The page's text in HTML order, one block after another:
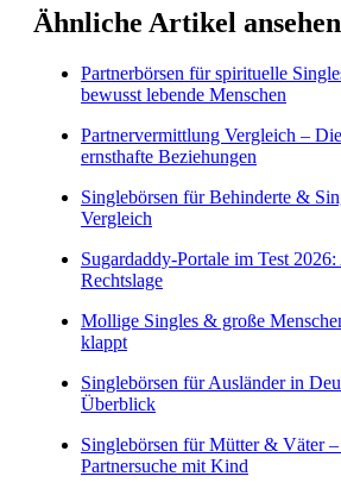
Ähnliche Artikel ansehen
Partnerbörsen für spirituelle
bewusst lebende Menschen
Partnervermittlung Vergleich –
ernsthafte Beziehungen
Singlebörsen für Behinderte &
Vergleich
Sugardaddy-Portale im Test
Rechtslage
Mollige Singles & große
klappt
Singlebörsen für Ausländer in
Überblick
Singlebörsen für Mütter & Väter
Partnersuche mit Kind